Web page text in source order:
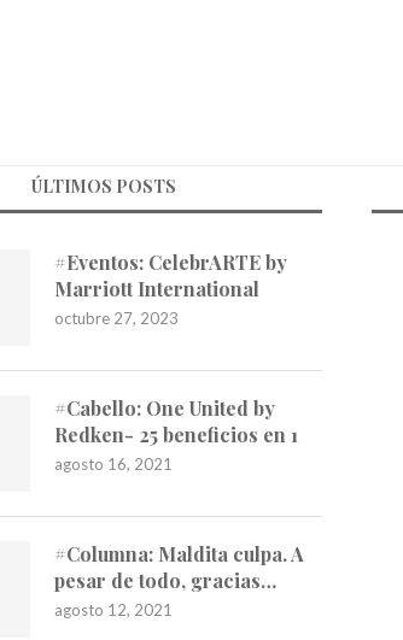
ÚLTIMOS POSTS
#Eventos: CelebrARTE by
Marriott International
octubre 27, 2023
#Cabello: One United by
Redken- 25 beneficios en 1
agosto 16, 2021
#Columna: Maldita culpa. A
pesar de todo, gracias…
agosto 12, 2021